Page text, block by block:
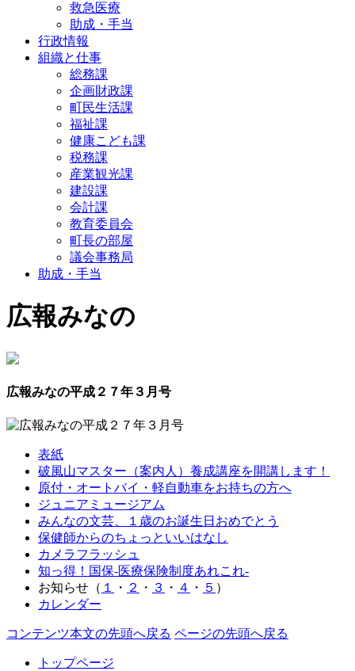
救急医療
助成・手当
行政情報
組織と仕事
総務課
企画財政課
町民生活課
福祉課
健康こども課
税務課
産業観光課
建設課
会計課
教育委員会
町長の部屋
議会事務局
助成・手当
広報みなの
広報みなの平成２７年３月号
表紙
破風山マスター（案内人）養成講座を開講します！
原付・オートバイ・軽自動車をお持ちの方へ
ジュニアミュージアム
みんなの文芸、１歳のお誕生日おめでとう
保健師からのちょっといいはなし
カメラフラッシュ
知っ得！国保‐医療保険制度あれこれ‐
お知らせ（ １ ・ ２ ・ ３ ・ ４ ・ ５ ）
カレンダー
コンテンツ本文の先頭へ戻る ページの先頭へ戻る
トップページ